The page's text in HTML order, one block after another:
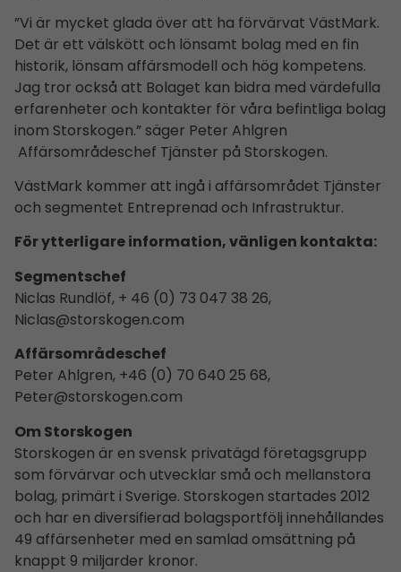
”Vi är mycket glada över att ha förvärvat VästMark.
Det är ett välskött och lönsamt bolag med en fin
historik, lönsam affärsmodell och hög kompetens.
Jag tror också att Bolaget kan bidra med värdefulla
erfarenheter och kontakter för våra befintliga bolag
inom Storskogen.” säger Peter Ahlgren
Affärsområdes­chef Tjänster på Storskogen.
VästMark kommer att ingå i affärsområdet Tjänster
och segmentet Entreprenad och Infrastruktur.
För ytterligare information, vänligen kontakta:
Segmentschef
Niclas Rundlöf, + 46 (0) 73 047 38 26,
Niclas@storskogen.com
Affärsområdes­chef
Peter Ahlgren, +46 (0) 70 640 25 68,
Peter@storskogen.com
Om Storskogen
Storskogen är en svensk privatägd företagsgrupp
som förvärvar och utvecklar små och mellanstora
bolag, primärt i Sverige. Storskogen startades 2012
och har en diversifierad bolagsportfölj innehållandes
49 affärsenheter med en samlad omsättning på
knappt 9 miljarder kronor.